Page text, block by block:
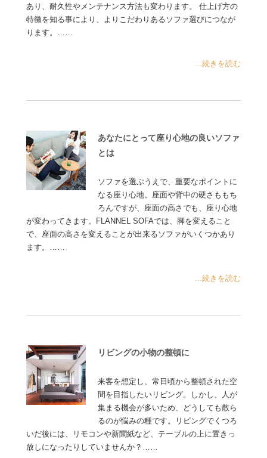
あり、耐久性やメンテナンス方法も変わります。 仕上げ方の
特徴を知る事により、よりこだわりあるソファ選びにつなが
ります。……
...続きを読む
あなたにとって座り心地の良いソファ
とは
ソファを選ぶうえで、重要なポイントに
なる座り心地。座面や背中の硬さももち
ろんですが、座面の高さでも、座り心地
が変わってきます。FLANNEL SOFAでは、脚を変えること
で、座面の高さを変えることが出来るソファがいくつかあり
ます。……
...続きを読む
リビングの小物の整頓に
来客を想定し、常日頃から整頓された空
間を目指したいリビング。しかし、人が
集まる機会が多いため、どうしても散ら
るのが悩みの種です。リビングでくつろ
いだ後には、リモコンや新聞紙など、テーブルの上に置きっ
放しになったりしていませんか？……